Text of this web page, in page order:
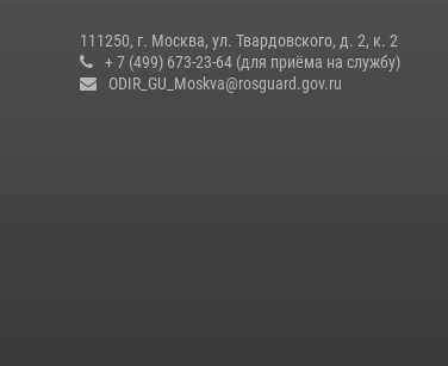
111250, г. Москва, ул. Твардовского, д. 2, к. 2
+ 7 (499) 673-23-64 (для приёма на службу)
ODIR_GU_Moskva@rosguard.gov.ru